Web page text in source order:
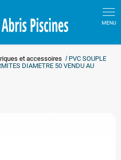
et accessoires PVC SOUPLE
DIAMETRE 50 VENDU AU